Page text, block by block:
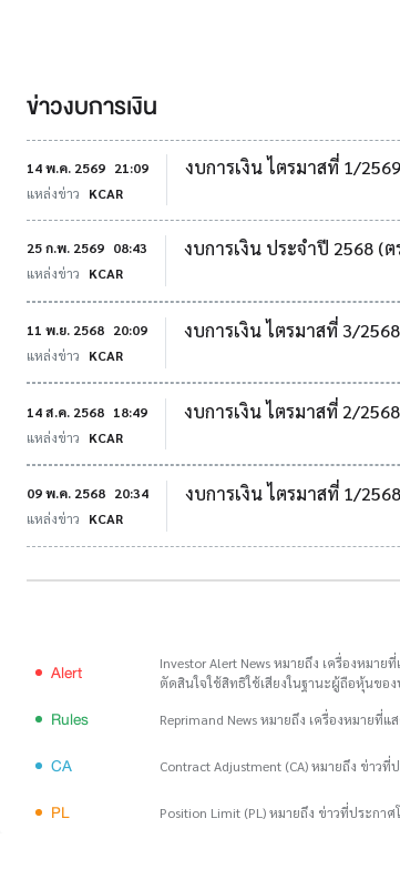
ข่าวงบการเงิน
14 พ.ค. 2569 21:09
แหล่งข่าว
KCAR
งบการเงิน ไตรมาสที่ 1/
25 ก.พ. 2569 08:43
แหล่งข่าว
KCAR
งบการเงิน ประจำปี 2568 (
11 พ.ย. 2568 20:09
แหล่งข่าว
KCAR
งบการเงิน ไตรมาสที่ 3/
14 ส.ค. 2568 18:49
แหล่งข่าว
KCAR
งบการเงิน ไตรมาสที่ 2/
09 พ.ค. 2568 20:34
แหล่งข่าว
KCAR
งบการเงิน ไตรมาสที่ 1/
Alert
Investor Alert News หมายถึง เครื่องหม
ตัดสินใจใช้สิทธิใช้เสียงในฐานะผู้ถือหุ้นขอ
Rules Reprimand News หมายถึง เครื่องหมาย
CA Contract Adjustment (CA) หมายถึง ข่าว
PL Position Limit (PL) หมายถึง ข่าวที่ประกา